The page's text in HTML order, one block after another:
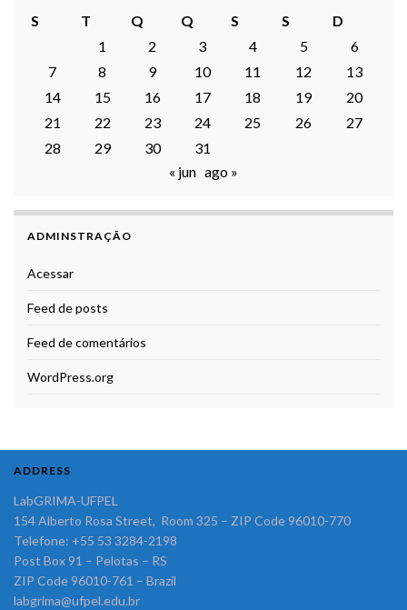
S
T Q Q S S
D
1
2 3 4 5
6
7
8 9 10 11 12
13
14
15 16 17 18 19
20
21
22 23 24 25 26
27
28
29 30
31
« jun ago »
ADMINSTRAÇÃO
Acessar
Feed de posts
Feed de comentários
WordPress.org
ADDRESS
LabGRIMA-UFPEL
154 Alberto Rosa Street, Room 325 – ZIP Code 96010-770
Telefone: +55 53 3284-2198
Post Box 91 – Pelotas – RS
ZIP Code 96010-761 – Brazil
labgrima@ufpel.edu.br